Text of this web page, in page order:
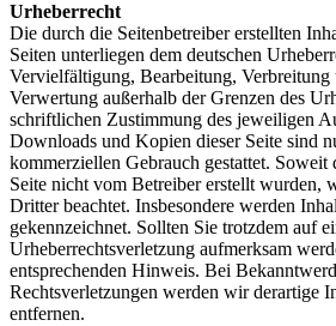
Urheberrecht
Die durch die Seitenbetreiber erstellten
Seiten unterliegen dem deutschen
Vervielfältigung, Bearbeitung, Verbreitung
Verwertung außerhalb der Grenzen des
schriftlichen Zustimmung des jeweiligen
Downloads und Kopien dieser Seite sind
kommerziellen Gebrauch gestattet. Soweit
Seite nicht vom Betreiber erstellt wurden,
Dritter beachtet. Insbesondere werden
gekennzeichnet. Sollten Sie trotzdem auf
Urheberrechtsverletzung aufmerksam
entsprechenden Hinweis. Bei
Rechtsverletzungen werden wir derartige
entfernen.